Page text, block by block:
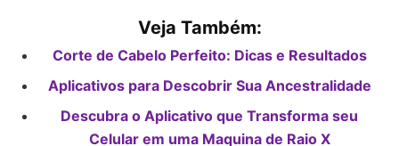
Veja Também:
Corte de Cabelo Perfeito: Dicas e Resultados
Aplicativos para Descobrir Sua Ancestralidade
Descubra o Aplicativo que Transforma seu
Celular em uma Maquina de Raio X